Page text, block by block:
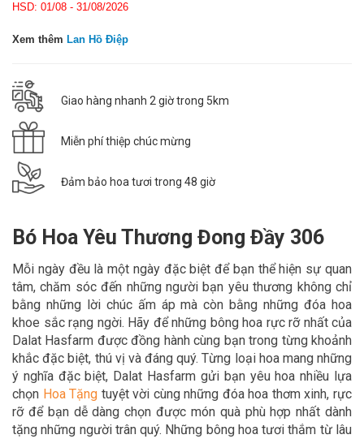
HSD: 01/08 - 31/08/2026
Xem thêm Lan Hồ Điệp
Giao hàng nhanh 2 giờ trong 5km
Miễn phí thiệp chúc mừng
Đảm bảo hoa tươi trong 48 giờ
Bó Hoa Yêu Thương Đong Đầy 306
Mỗi ngày đều là một ngày đặc biệt để bạn thể hiện sự quan
tâm, chăm sóc đến những người bạn yêu thương không chỉ
bằng những lời chúc ấm áp mà còn bằng những đóa hoa
khoe sắc rạng ngời. Hãy đểnhững bông hoa rực rỡ nhất của
Dalat Hasfarm được đồng hành cùng bạn trong từng khoảnh
khắc đặc biệt, thú vị và đáng quý. Từng loại hoa mang những
ý nghĩa đặc biệt, Dalat Hasfarm gửi bạn yêu hoa nhiều lựa
chọn Hoa Tặng tuyệt vời cùng những đóa hoa thơm xinh, rực
rỡ để bạn dễ dàng chọn được món quà phù hợp nhất dành
tặng những người trân quý. Những bông hoa tươi thắm từ lâu